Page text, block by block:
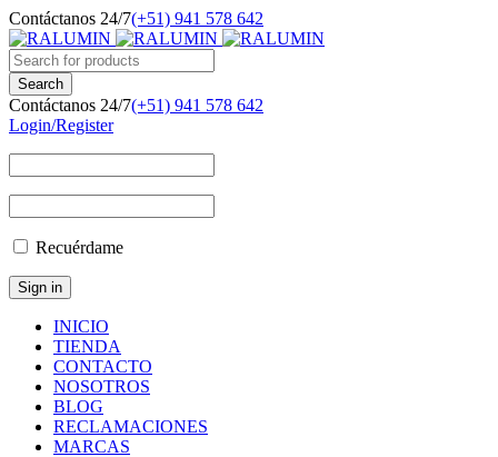
Contáctanos 24/7(+51) 941 578 642
Contáctanos 24/7(+51) 941 578 642
Login/Register
Recuérdame
INICIO
TIENDA
CONTACTO
NOSOTROS
BLOG
RECLAMACIONES
MARCAS